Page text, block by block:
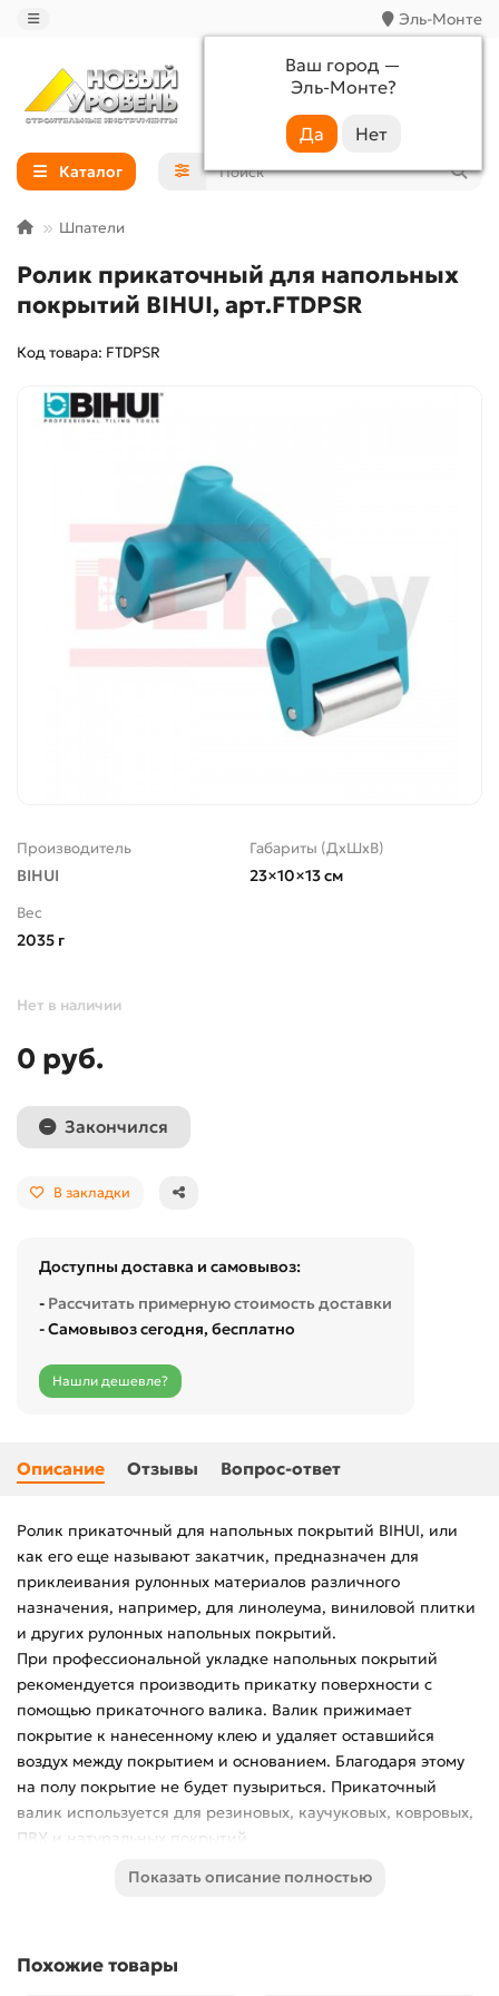
Эль-Монте
Ваш город —
Эль-Монте?
+7 (988) 233-44-52
Каталог
Шпатели
Ролик прикаточный для напольных
покрытий BIHUI, арт.FTDPSR
Код товара: FTDPSR
Производитель
BIHUI
Габариты (ДхШхВ)
23×10×13 см
Вес
2035 г
Нет в наличии
0 руб.
Закончился
В закладки
Доступны доставка и самовывоз:
- Рассчитать примерную стоимость доставки
- Самовывоз сегодня, бесплатно
Нашли дешевле?
Описание Отзывы Вопрос-ответ
Ролик прикаточный для напольных покрытий BIHUI, или
как его еще называют закатчик, предназначен для
приклеивания рулонных материалов различного
назначения, например, для линолеума, виниловой плитки
и других рулонных напольных покрытий.
При профессиональной укладке напольных покрытий
рекомендуется производить прикатку поверхности с
помощью прикаточного валика. Валик прижимает
покрытие к нанесенному клею и удаляет оставшийся
воздух между покрытием и основанием. Благодаря этому
на полу покрытие не будет пузыриться. Прикаточный
валик используется для резиновых, каучуковых, ковровых,
ПВХ и натуральных покрытий.
которая включает два ролика. Такая двухроликовая
делает процесс прикатки значительно эффективнее по
Показать описание полностью
Похожие товары